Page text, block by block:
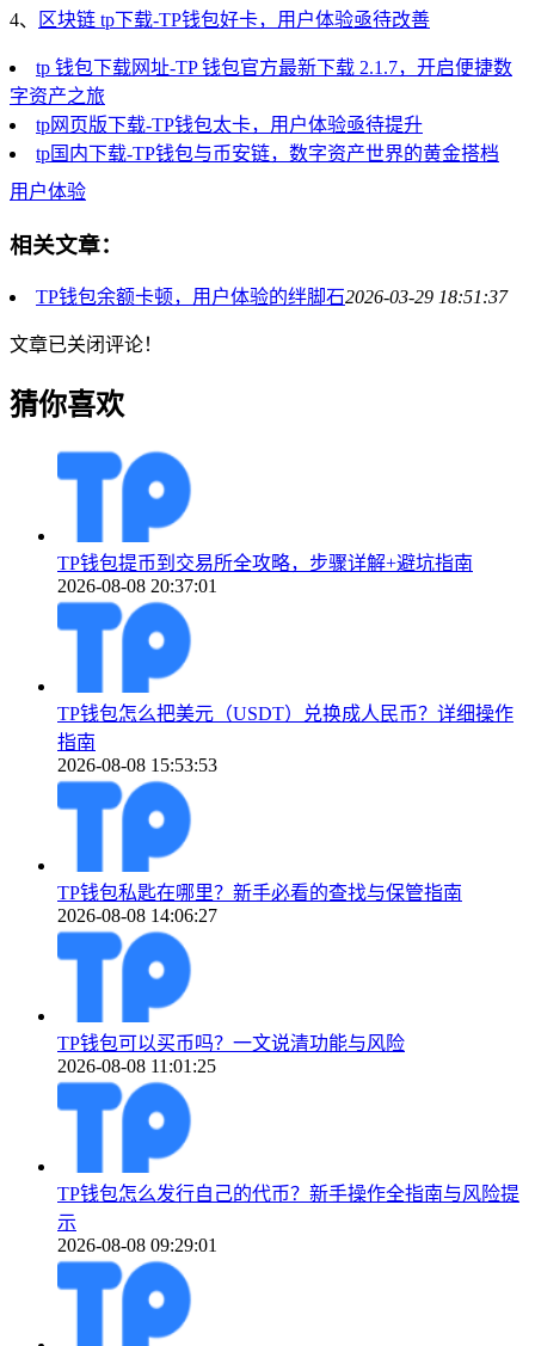
4、 区块链 tp下载-TP钱包好卡，用户体验亟待改善
tp 钱包下载网址-TP 钱包官方最新下载 2.1.7，开启便捷数
字资产之旅
tp网页版下载-TP钱包太卡，用户体验亟待提升
tp国内下载-TP钱包与币安链，数字资产世界的黄金搭档
用户体验
相关文章：
TP钱包余额卡顿，用户体验的绊脚石2026-03-29 18:51:37
文章已关闭评论！
猜你喜欢
TP钱包提币到交易所全攻略，步骤详解+避坑指南
2026-08-08 20:37:01
TP钱包怎么把美元（USDT）兑换成人民币？详细操作
指南
2026-08-08 15:53:53
TP钱包私匙在哪里？新手必看的查找与保管指南
2026-08-08 14:06:27
TP钱包可以买币吗？一文说清功能与风险
2026-08-08 11:01:25
TP钱包怎么发行自己的代币？新手操作全指南与风险提
示
2026-08-08 09:29:01